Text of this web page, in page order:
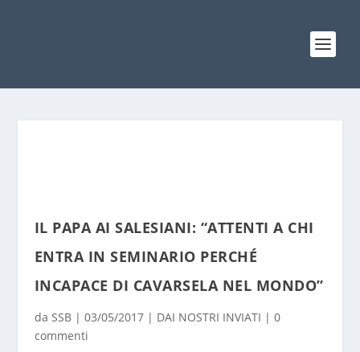
IL PAPA AI SALESIANI: “ATTENTI A CHI
ENTRA IN SEMINARIO PERCHÉ
INCAPACE DI CAVARSELA NEL MONDO”
da SSB| 03/05/2017| DAI NOSTRI INVIATI | 0
commenti